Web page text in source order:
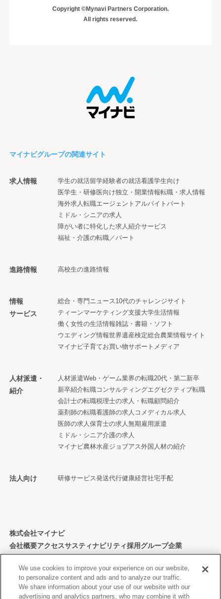
Copyright ©Mynavi Partners Corporation.
All rights reserved.
マイナビグループの関連サイト
求人情報 学生の就活留学経験者の就活看護学生向け
医学生・研修医向け独立・開業情報転職・求人情報
海外求人 転職エージェント アルバイト パート
ミドル・シニアの求人
障がい者に特化した求人紹介サービス
福祉・介護の転職／パート
進路情報 高校生の進路情報
情報
サービス
総合・専門ニュース 10代のチャレンジサイト
ティーンマーケティング支援大学生活情報
働く女性の生活情報雑誌・書籍・ソフト
ウエディング情報世界遺産検定総合農業情報サイト
マイナビ子育てお買い物サポートメディア
人材派遣・
紹介
人材派遣Web・ゲーム業界の転職20代・第二新卒
新卒紹介転職コンサルティングエグゼクティブ転職
会計士の転職税理士の求人・転職顧問紹介
薬剤師の転職看護師の求人 コメディカル求人
医師の求人 保育士の求人 無期雇用派遣
ミドル・シニア介護の求人
マイナビ農林水産ジョブアス外国人材の紹介
法人向け 研修サービス発送代行健康経営社宅手配
株式会社マイナビ
会社概要アクセスサスティナビリティ採用グループ企業
We use cookies to improve your experience on our website,
to personalize content and ads and to analyze our traffic.
We share information about your use of our website with our
advertising and analytics partners, who may combine it with